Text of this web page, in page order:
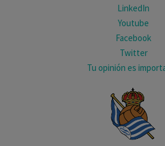
LinkedIn
Youtube
Facebook
Twitter
Tu opinión es